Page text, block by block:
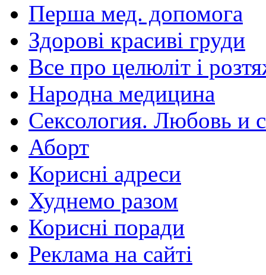
Перша мед. допомога
Здорові красиві груди
Все про целюліт і
Народна медицина
Сексология. Любовь и
Аборт
Корисні адреси
Худнемо разом
Корисні поради
Реклама на сайті